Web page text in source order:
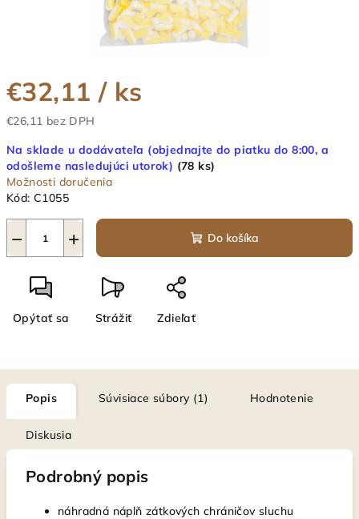
€32,11 / ks
€26,11 bez DPH
cena:
Na sklade u dodávateľa (objednajte do piatku do 8:00, a
odošleme nasledujúci utorok) (78 ks)
Možnosti doručenia
Kód: C1055
+
− Do košíka
Opýtať sa Strážiť Zdieľať
Popis Súvisiace súbory (1) Hodnotenie
Diskusia
Podrobný popis
náhradná náplň zátkových chráničov sluchu